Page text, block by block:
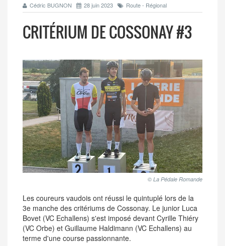
Cédric BUGNON 28 juin 2023 Route - Régional
CRITÉRIUM DE COSSONAY #3
© La Pédale Romande
Les coureurs vaudois ont réussi le quintuplé lors de la
3e manche des critériums de Cossonay. Le junior Luca
Bovet (VC Echallens) s'est imposé devant Cyrille Thiéry
(VC Orbe) et Guillaume Haldimann (VC Echallens) au
terme d'une course passionnante.